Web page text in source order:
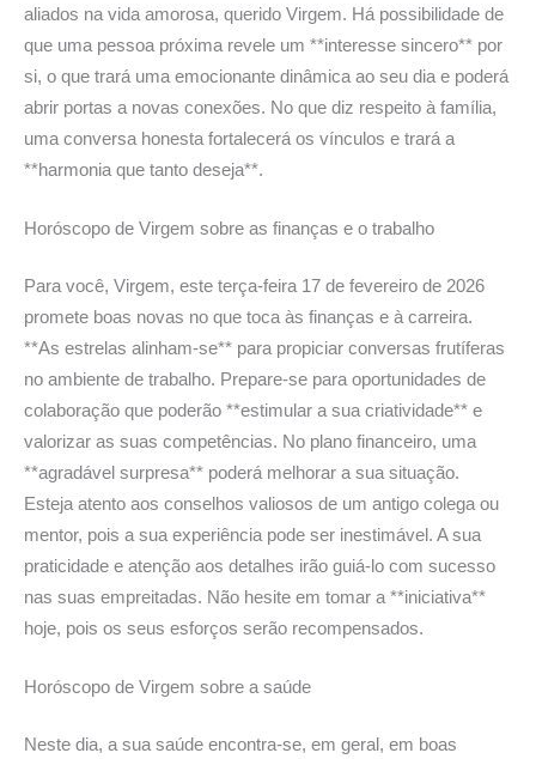
aliados na vida amorosa, querido Virgem. Há possibilidade de
que uma pessoa próxima revele um **interesse sincero** por
si, o que trará uma emocionante dinâmica ao seu dia e poderá
abrir portas a novas conexões. No que diz respeito à família,
uma conversa honesta fortalecerá os vínculos e trará a
**harmonia que tanto deseja**.
Horóscopo de Virgem sobre as finanças e o trabalho
Para você, Virgem, este terça-feira 17 de fevereiro de 2026
promete boas novas no que toca às finanças e à carreira.
**As estrelas alinham-se** para propiciar conversas frutíferas
no ambiente de trabalho. Prepare-se para oportunidades de
colaboração que poderão **estimular a sua criatividade** e
valorizar as suas competências. No plano financeiro, uma
**agradável surpresa** poderá melhorar a sua situação.
Esteja atento aos conselhos valiosos de um antigo colega ou
mentor, pois a sua experiência pode ser inestimável. A sua
praticidade e atenção aos detalhes irão guiá-lo com sucesso
nas suas empreitadas. Não hesite em tomar a **iniciativa**
hoje, pois os seus esforços serão recompensados.
Horóscopo de Virgem sobre a saúde
Neste dia, a sua saúde encontra-se, em geral, em boas